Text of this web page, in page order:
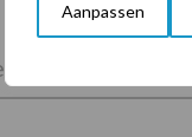
Aanpassen